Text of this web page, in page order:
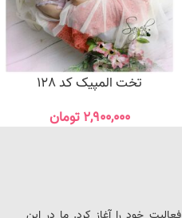
تخت المپیک کد 128
۲,۹۰۰,۰۰۰ تومان